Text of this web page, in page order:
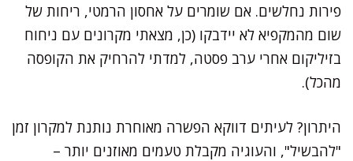
פירות נחלשים. אם שומרים על אחסון הרמטי, ריחות של
שום מהמקפיא לא יידבקו (כן, מצאתי מקרונים עם ניחוח
בזיליקום אחרי ערב פסטה, למדתי להרחיק את הקופסה
מהכל).
היתרון? לעיתים דווקא הפשרה מאוחרת נותנת למקרון זמן
"להבשיל", והעוגיה מקבלת טעמים מאוזנים יותר –